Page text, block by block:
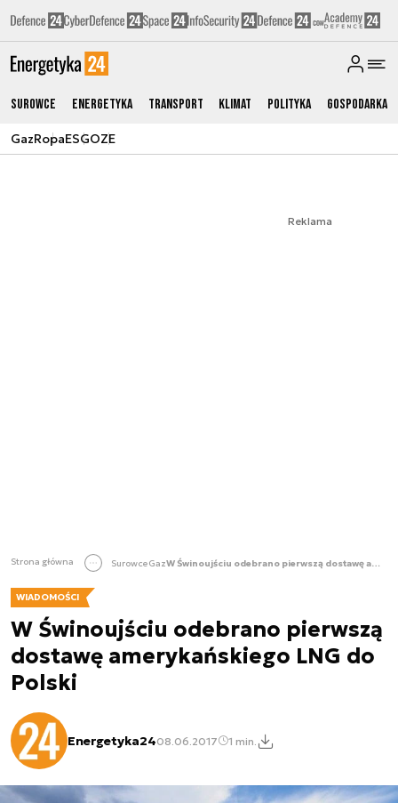
Surowce Energetyka Transport Klimat Polityka Gospodarka
GazRopaESGOZE
Reklama
Strona główna SurowceGaz W Świnoujściu odebrano pierwszą dostawę amerykańskiego LNG do Polski
WIADOMOŚCI
W Świnoujściu odebrano pierwszą
dostawę amerykańskiego LNG do
Polski
Energetyka2408.06.2017 1 min.